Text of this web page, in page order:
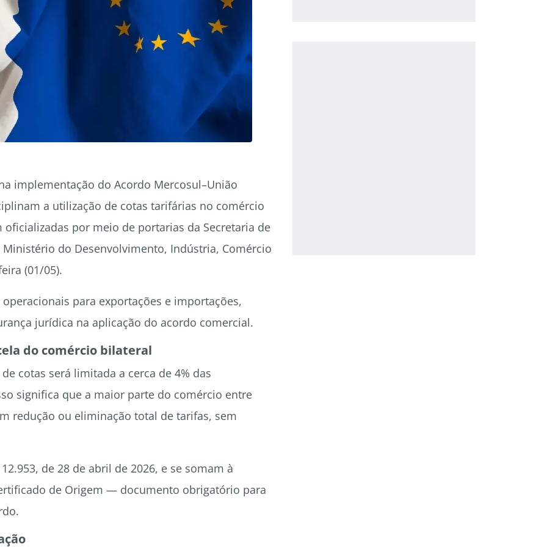
implementação do Acordo Mercosul–União
a utilização de cotas tarifárias no comércio
por meio de portarias da Secretaria de
Ministério do Desenvolvimento, Indústria, Comércio
(01/05).
para exportações e importações,
jurídica na aplicação do acordo comercial.
do comércio bilateral
cotas será limitada a cerca de 4% das
significa que a maior parte do comércio entre
redução ou eliminação total de tarifas, sem
de 28 de abril de 2026, e se somam à
de Origem — documento obrigatório para